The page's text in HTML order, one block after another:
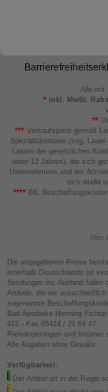
Alle mit
*inkl. MwSt.
**
*** Verkaufspreis gemäß
Spezialitätentaxe (sog.
Lasten der gesetzlichen
unter 12 Jahren), die sich
Unternehmens und der
sich nicht
****BK:
Hier
Die angegebenen Preise
innerhalb Deutschlands ist
Sendungen ins Ausland fallen
Artikeln, die wir
sogenannte
Bad Apotheke Henning
422 - Fax 05424 / 21 64 47
Preisänderungen und Irrtümer
Alle Angaben ohne Gewähr.
Verfügbarkeit:
Der Artikel ist in der Regel